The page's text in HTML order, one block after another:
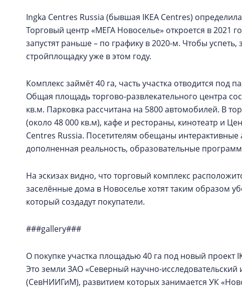
Ingka Centres Russia (бывшая IKEA Centres)
Торговый центр «МЕГА Новоселье» откроется в 2021
запустят раньше – по графику в 2020-м. Чтобы
стройплощадку уже в этом году.
Комплекс займёт 40 га, часть участка отводится
Общая площадь торгово-развлекательного центра
кв.м. Парковка рассчитана на 5800 автомобилей. В
(около 48 000 кв.м), кафе и рестораны, кинотеатр и
Centres Russia. Посетителям обещаны интерактивные
дополненная реальность, образовательные
На эскизах видно, что торговый комплекс
заселённые дома в Новоселье хотят таким образом
который создадут покупатели.
###gallery###
О покупке участка площадью 40 га под новый проект
Это земли ЗАО «Северный научно-исследовательский
(СевНИИГиМ), развитием которых занимается УК